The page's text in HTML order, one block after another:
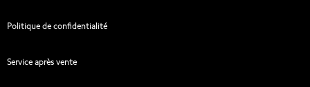
Politique de confidentialité
Service après vente